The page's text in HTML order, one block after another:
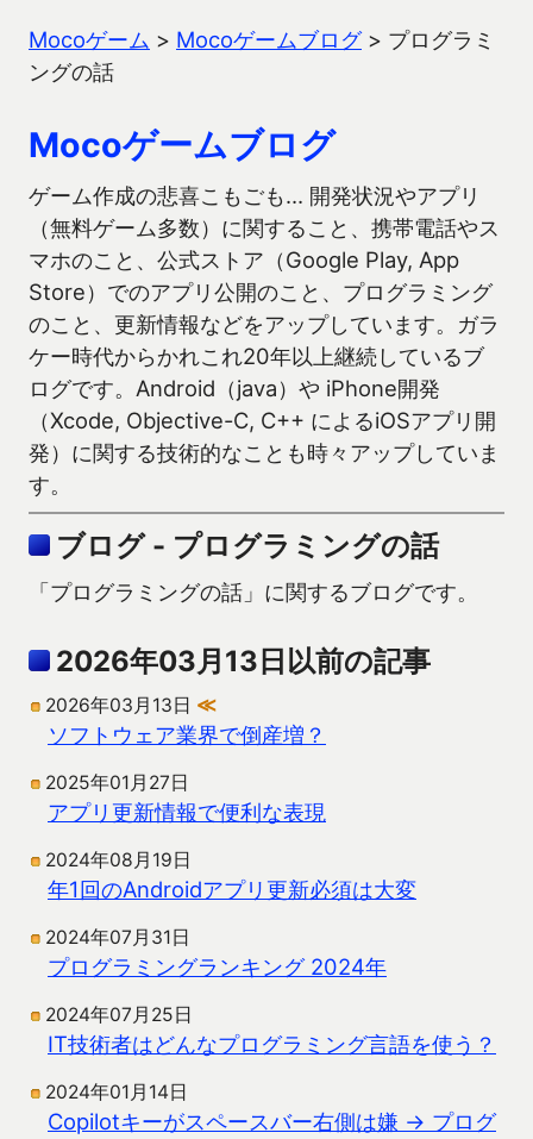
Mocoゲーム > Mocoゲームブログ> プログラミ
ングの話
Mocoゲームブログ
ゲーム作成の悲喜こもごも… 開発状況やアプリ
（無料ゲーム多数）に関すること、携帯電話やス
マホのこと、公式ストア（Google Play, App
Store）でのアプリ公開のこと、プログラミング
のこと、更新情報などをアップしています。ガラ
ケー時代からかれこれ20年以上継続しているブ
ログです。Android（java）や iPhone開発
（Xcode, Objective-C, C++ によるiOSアプリ開
発）に関する技術的なことも時々アップしていま
す。
ブログ - プログラミングの話
「プログラミングの話」に関するブログです。
2026年03月13日以前の記事
2026年03月13日 ≪
ソフトウェア業界で倒産増？
2025年01月27日
アプリ更新情報で便利な表現
2024年08月19日
年1回のAndroidアプリ更新必須は大変
2024年07月31日
プログラミングランキング 2024年
2024年07月25日
IT技術者はどんなプログラミング言語を使う？
2024年01月14日
Copilotキーがスペースバー右側は嫌 → プログ